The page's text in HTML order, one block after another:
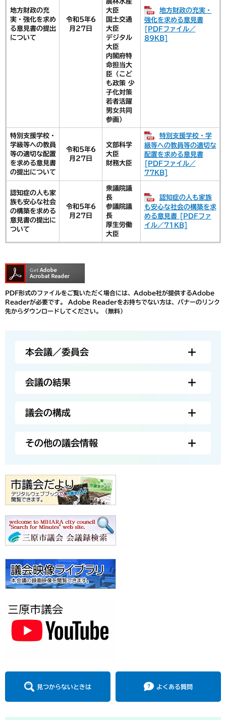
地方財政の充
実・強化を求め
る意見書の提出
について
令和5年6
月27日
大臣
国土交通
大臣
デジタル
大臣
内閣府特
命担当大
臣（こど
も政策 少
子化対策
若者活躍
男女共同
参画）
地方財政の充実・
強化を求める意見書
[PDFファイル／
89KB]
特別支援学校・
学級等への教員
等の適切な配置
を求める意見書
の提出について
令和5年6
月27日
文部科学
大臣
財務大臣
特別支援学校・学
級等への教員等の適切な
配置を求める意見書
[PDFファイル／
77KB]
認知症の人も家
族も安心な社会
の構築を求める
意見書の提出に
ついて
令和5年6
月27日
衆議院議
長
参議院議
長
厚生労働
大臣
認知症の人も家族
も安心な社会の構築を求
める意見書 [PDFファ
イル／71KB]
PDF形式のファイルをご覧いただく場合には、Adobe社が提供するAdobe
Readerが必要です。
Adobe Readerをお持ちでない方は、バナーのリンク
先からダウンロードしてください。（無料）
本会議／委員会
会議の結果
議会の構成
その他の議会情報
見つからないときは よくある質問